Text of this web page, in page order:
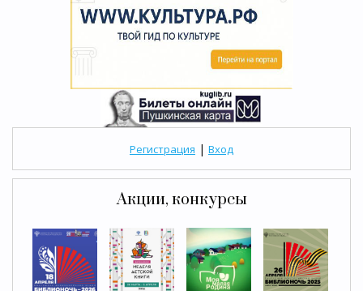
Регистрация | Вход
Акции, конкурсы